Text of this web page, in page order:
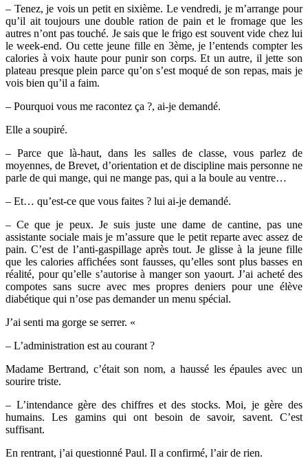
– Tenez, je vois un petit en sixième. Le vendredi, je m’arrange pour
qu’il ait toujours une double ration de pain et le fromage que les
autres n’ont pas touché. Je sais que le frigo est souvent vide chez lui
le week-end. Ou cette jeune fille en 3ème, je l’entends compter les
calories à voix haute pour punir son corps. Et un autre, il jette son
plateau presque plein parce qu’on s’est moqué de son repas, mais je
vois bien qu’il a faim.
– Pourquoi vous me racontez ça ?, ai-je demandé.
Elle a soupiré.
– Parce que là-haut, dans les salles de classe, vous parlez de
moyennes, de Brevet, d’orientation et de discipline mais personne ne
parle de qui mange, qui ne mange pas, qui a la boule au ventre…
– Et… qu’est-ce que vous faites ? lui ai-je demandé.
– Ce que je peux. Je suis juste une dame de cantine, pas une
assistante sociale mais je m’assure que le petit reparte avec assez de
pain. C’est de l’anti-gaspillage après tout. Je glisse à la jeune fille
que les calories affichées sont fausses, qu’elles sont plus basses en
réalité, pour qu’elle s’autorise à manger son yaourt. J’ai acheté des
compotes sans sucre avec mes propres deniers pour une élève
diabétique qui n’ose pas demander un menu spécial.
J’ai senti ma gorge se serrer. «
– L’administration est au courant ?
Madame Bertrand, c’était son nom, a haussé les épaules avec un
sourire triste.
– L’intendance gère des chiffres et des stocks. Moi, je gère des
humains. Les gamins qui ont besoin de savoir, savent. C’est
suffisant.
En rentrant, j’ai questionné Paul. Il a confirmé, l’air de rien.